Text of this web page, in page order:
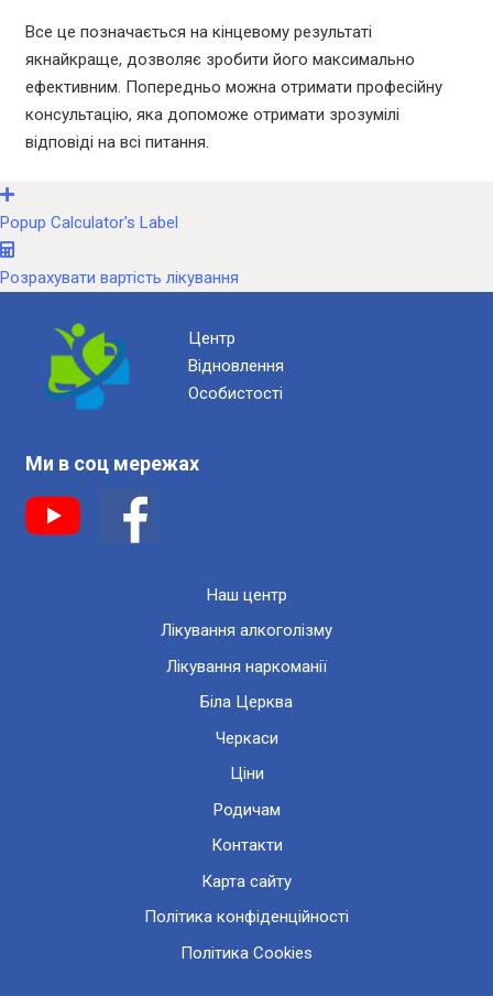
Все це позначається на кінцевому результаті
якнайкраще, дозволяє зробити його максимально
ефективним. Попередньо можна отримати професійну
консультацію, яка допоможе отримати зрозумілі
відповіді на всі питання.
Popup Calculator's Label
Розрахувати вартість лікування
Центр
Відновлення
Особистості
Ми в соц мережах
Наш центр
Лікування алкоголізму
Лікування наркоманії
Біла Церква
Черкаси
Ціни
Родичам
Контакти
Карта сайту
Політика конфіденційності
Політика Cookies